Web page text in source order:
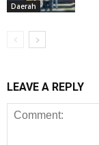
Daerah
LEAVE A REPLY